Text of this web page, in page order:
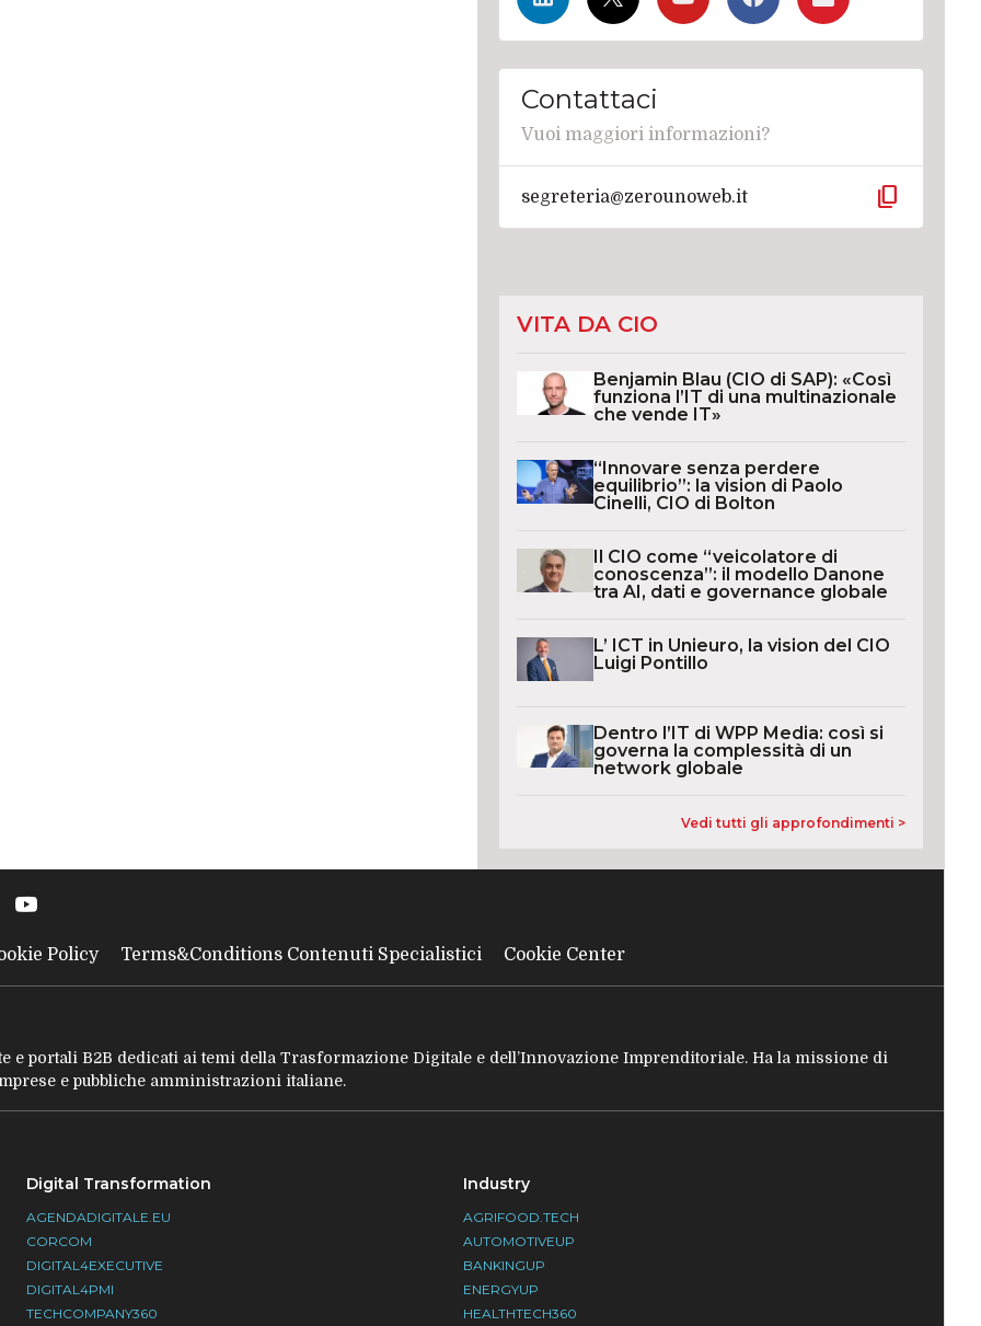
Contattaci
Vuoi maggiori informazioni?
segreteria@zerounoweb.it content_copy
VITA DA CIO
Benjamin Blau (CIO di SAP): «Così
funziona l’IT di una multinazionale
che vende IT»
“Innovare senza perdere
equilibrio”: la vision di Paolo
Cinelli, CIO di Bolton
Il CIO come “veicolatore di
conoscenza”: il modello Danone
tra AI, dati e governance globale
L’ ICT in Unieuro, la vision del CIO
Luigi Pontillo
Dentro l’IT di WPP Media: così si
governa la complessità di un
network globale
Vedi tutti gli approfondimenti >
Policy Terms&Conditions Contenuti Specialistici Cookie Center
e portali B2B dedicati ai temi della Trasformazione Digitale e dell’Innovazione Imprenditoriale. Ha la missione di
e pubbliche amministrazioni italiane.
Digital Transformation
AGENDADIGITALE.EU
CORCOM
DIGITAL4EXECUTIVE
DIGITAL4PMI
TECHCOMPANY360
Industry
AGRIFOOD.TECH
AUTOMOTIVEUP
BANKINGUP
ENERGYUP
HEALTHTECH360